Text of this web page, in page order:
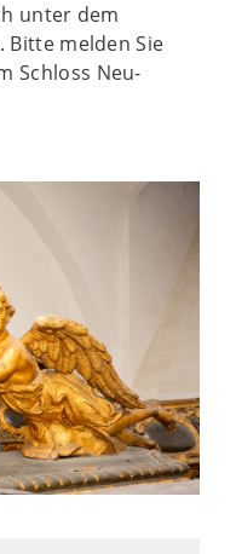
unter dem
Bitte melden Sie
Schloss Neu-